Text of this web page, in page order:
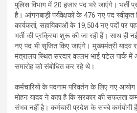
पुलिस विभाग में 20 हजार पद भरे जाएंगे। भर्ती
है। आंगनबाड़ी पर्यवेक्षकों के 476 नए पद
कार्यकर्ता, सहायिकाओं के 19,504 नए पदों पर
भर्ती की प्रक्रिया शुरू की जा रही हैं। साथ ही
नए पद भी सृजित किए जाएंगे। मुख्यमंत्री यादव
मंत्रालय स्थित सरदार वल्लभ भाई पटेल पार्क में
समारोह को संबोधित कर रहे थे।
कर्मचारियों के पदनाम परिवर्तन के लिए नए
मोहन यादव ने कहा है कि सरकार की सफलता
संभव नहीं है। कर्मचारी प्रदेश के सच्चे कर्मयोगी